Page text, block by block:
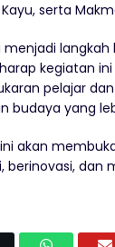
serta
menjadi
kegiatan
pelajar
yang
akan
berinovasi,